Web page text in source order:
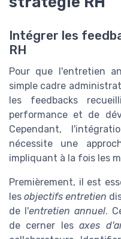
Intégrer les
RH
Pour que l'entretien
simple cadre
les feedbacks
performance et de
Cependant,
nécessite une
impliquant à la fois les
Premièrement, il est
lesobjectifs entretien
de l'entretien annuel.
de cerner lesaxes